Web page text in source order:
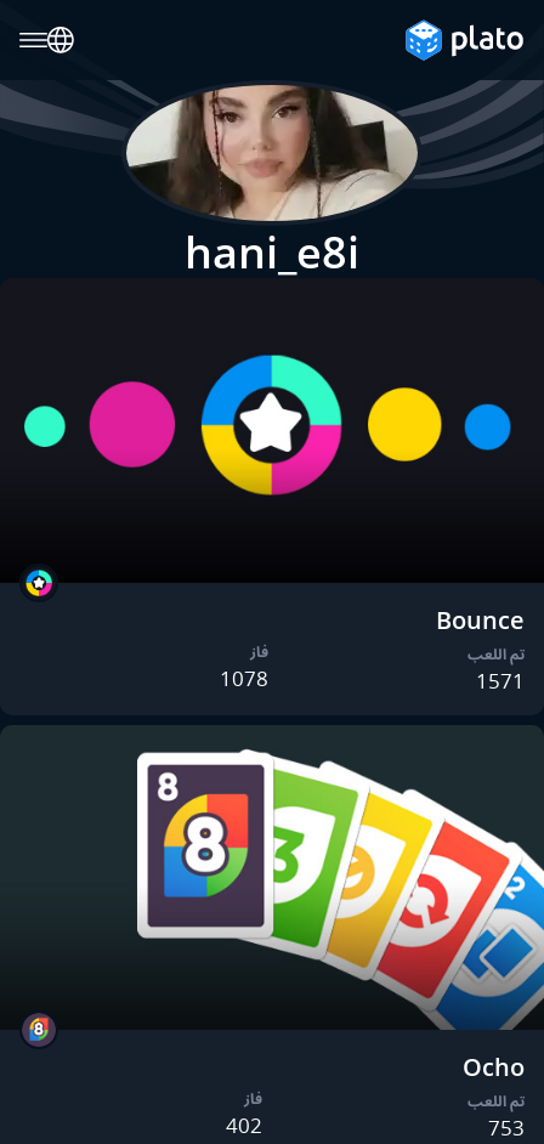
hani_e8i
Bounce
تم اللعب
1571
فاز
1078
Ocho
تم اللعب
753
فاز
402